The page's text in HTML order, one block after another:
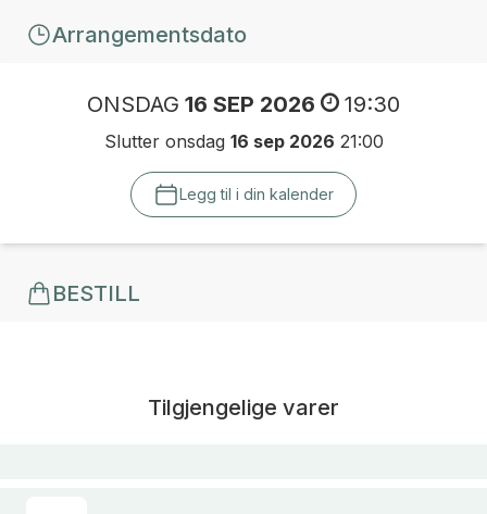
Arrangementsdato
ONSDAG 16 SEP 2026 19:30
Slutter onsdag 16 sep 2026 21:00
Legg til i din kalender
BESTILL
Tilgjengelige varer